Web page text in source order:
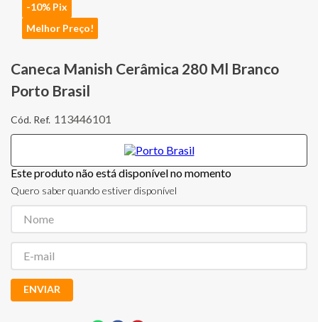
-10% Pix
Melhor Preço!
Caneca Manish Cerâmica 280 Ml Branco
Porto Brasil
113446101
Este produto não está disponível no momento
Quero saber quando estiver disponível
ENVIAR